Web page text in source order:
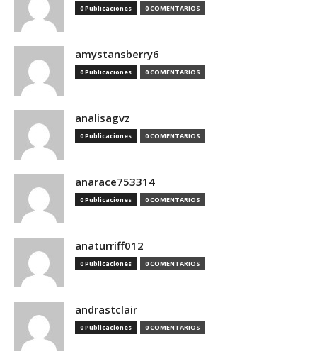
0 Publicaciones 0 COMENTARIOS
amystansberry6
0 Publicaciones 0 COMENTARIOS
analisagvz
0 Publicaciones 0 COMENTARIOS
anarace753314
0 Publicaciones 0 COMENTARIOS
anaturriff012
0 Publicaciones 0 COMENTARIOS
andrastclair
0 Publicaciones 0 COMENTARIOS